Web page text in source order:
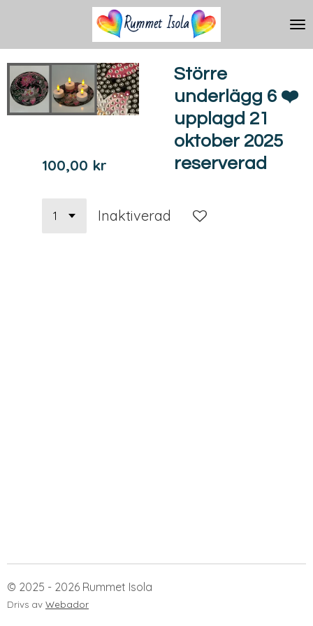
huvudinnehållet
Större
underlägg 6 ❤️
upplagd 21
oktober 2025
reserverad
100,00 kr
Inaktiverad
© 2025 - 2026 Rummet Isola
Drivs av Webador